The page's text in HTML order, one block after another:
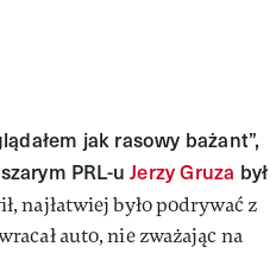
jak rasowy bażant”,
PRL-uJerzy Gruza był
najłatwiej było podrywać z
auto, nie zważając na